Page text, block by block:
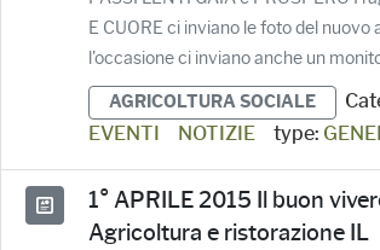
E CUORE ci inviano le foto del nuovo
l'occasione ci inviano anche un
AGRICOLTURA SOCIALE
EVENTI
NOTIZIE type:
1° APRILE 2015 Il buon
Agricoltura e ristorazione IL